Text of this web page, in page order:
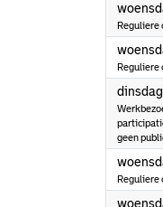
Reguliere
Reguliere
geen
Reguliere